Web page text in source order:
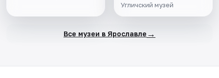
Угличский музей
Все музеи в Ярославле →